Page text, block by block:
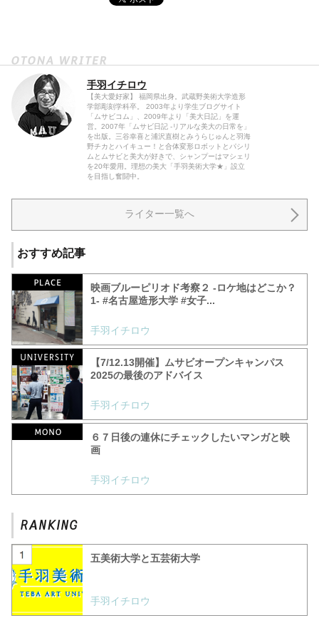
手羽イチロウ
【美大愛好家】 福岡県出身。武蔵野美術大学造形
学部彫刻学科卒。 2003年より学生ブログサイト
「ムサビコム」、2009年より「美大日記」を運
営。2007年「ムサビ日記 -リアルな美大の日常を」
を出版。三谷幸喜と浦沢直樹とみうらじゅんと羽海
野チカとハイキュー！と合体変形ロボットとパシリ
ムとムサビと美大が好きで、シャンプーはマシェリ
を20年愛用。理想の美大「手羽美術大学★」設立
を目指し奮闘中。
ライター一覧へ
おすすめ記事
映画ブルーピリオド考察２ -ロケ地はどこか？
1- #名古屋造形大学 #女子...
手羽イチロウ
【7/12.13開催】ムサビオープンキャンパス
2025の最後のアドバイス
手羽イチロウ
６７日後の連休にチェックしたいマンガと映
画
手羽イチロウ
五美術大学と五芸術大学
手羽イチロウ